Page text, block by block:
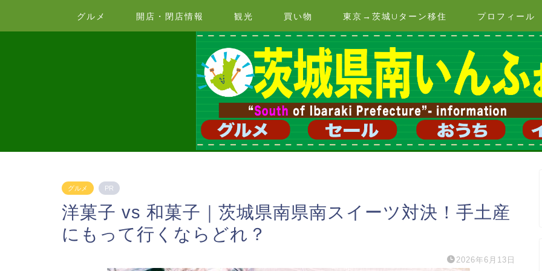
グルメ 開店・閉店情報 観光 買い物 東京→茨城Uターン移住 プロフィール
グルメ PR
洋菓子 vs 和菓子｜茨城県南県南スイーツ対決！手土産
にもって行くならどれ？
2026年6月13日